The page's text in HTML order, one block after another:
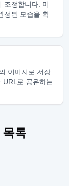
조정합니다. 미
성된 모습을 확
이미지로 저장
URL로 공유하는
목록